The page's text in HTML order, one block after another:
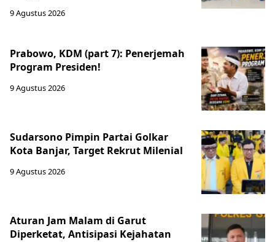
9 Agustus 2026
Prabowo, KDM (part 7): Penerjemah
Program Presiden!
9 Agustus 2026
Sudarsono Pimpin Partai Golkar
Kota Banjar, Target Rekrut Milenial
9 Agustus 2026
Aturan Jam Malam di Garut
Diperketat, Antisipasi Kejahatan